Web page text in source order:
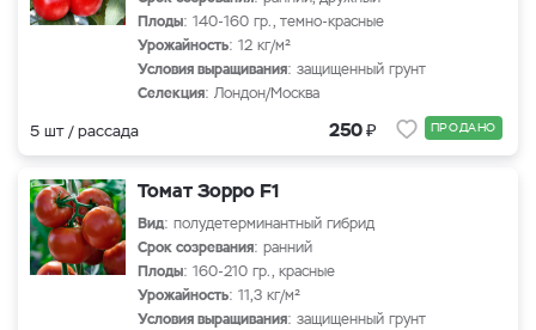
Плоды: 140-160 гр., темно-красные
Урожайность: 12 кг/м²
Условия выращивания: защищенный грунт
Селекция: Лондон/Москва
5 шт / рассада 250₽ ПРОДАНО
Томат Зорро F1
Вид: полудетерминантный гибрид
Срок созревания: ранний
Плоды: 160-210 гр., красные
Урожайность: 11,3 кг/м²
Условия выращивания: защищенный грунт